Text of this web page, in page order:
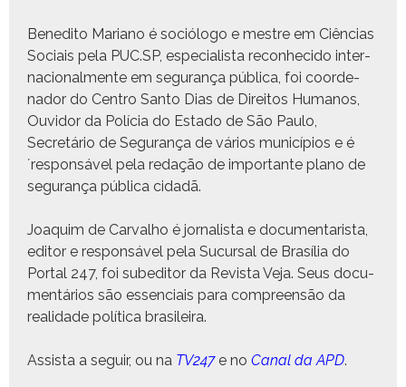
Bened­i­to Mar­i­ano é sociól­o­go e mestre em Ciên­cias
Soci­ais pela PUC.SP, espe­cial­ista recon­heci­do inter­
na­cional­mente em segu­rança públi­ca, foi coor­de­
nador do Cen­tro San­to Dias de Dire­itos Humanos,
Ouvi­dor da Polí­cia do Esta­do de São Paulo,
Secretário de Segu­rança de vários municí­pios e é
´responsável pela redação de impor­tante plano de
segu­rança públi­ca cidadã.
Joaquim de Car­val­ho é jor­nal­ista e doc­u­men­tarista,
edi­tor e respon­sáv­el pela Sucur­sal de Brasília do
Por­tal 247, foi sube­d­i­tor da Revista Veja. Seus doc­u­
men­tários são essen­ci­ais para com­preen­são da
real­i­dade políti­ca brasileira.
Assista a seguir, ou na TV247e no Canal da APD.